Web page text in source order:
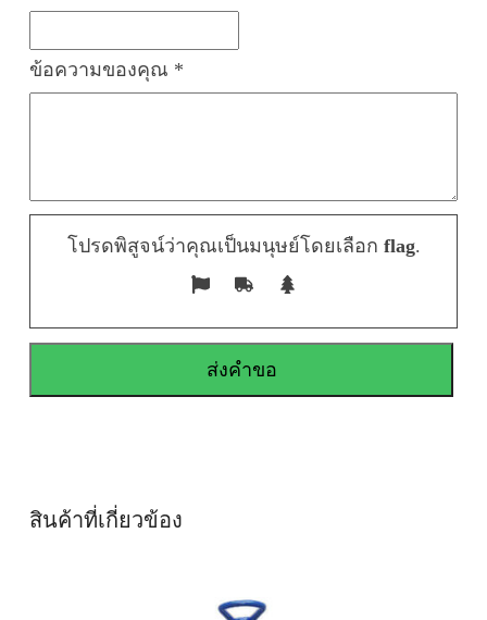
ข้อความของคุณ *
โปรดพิสูจน์ว่าคุณเป็นมนุษย์โดยเลือก flag.
สินค้าที่เกี่ยวข้อง